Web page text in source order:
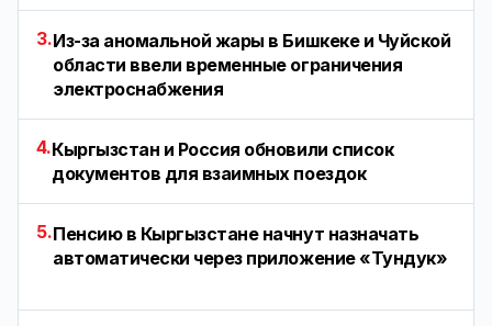
3.Из-за аномальной жары в Бишкеке и Чуйской
области ввели временные ограничения
электроснабжения
4.Кыргызстан и Россия обновили список
документов для взаимных поездок
5.Пенсию в Кыргызстане начнут назначать
автоматически через приложение «Тундук»